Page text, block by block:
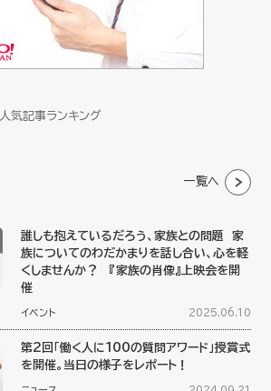
人気記事ランキング
一覧へ
誰しも抱えているだろう、家族との問題 家
族についてのわだかまりを話し合い、心を軽
くしませんか？ 『家族の肖像』上映会を開
催
イベント 2025.06.10
第2回「働く人に100の質問アワード」授賞式
を開催。当日の様子をレポート！